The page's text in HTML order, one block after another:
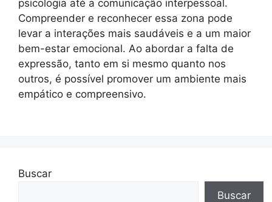
psicologia até a comunicação interpessoal.
Compreender e reconhecer essa zona pode
levar a interações mais saudáveis e a um maior
bem-estar emocional. Ao abordar a falta de
expressão, tanto em si mesmo quanto nos
outros, é possível promover um ambiente mais
empático e compreensivo.
Buscar
Buscar